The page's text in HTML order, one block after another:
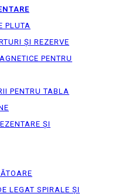
PLUTA
ȘI REZERVE
PENTRU
PENTRU TABLA
ȘI
LEGAT SPIRALE ȘI